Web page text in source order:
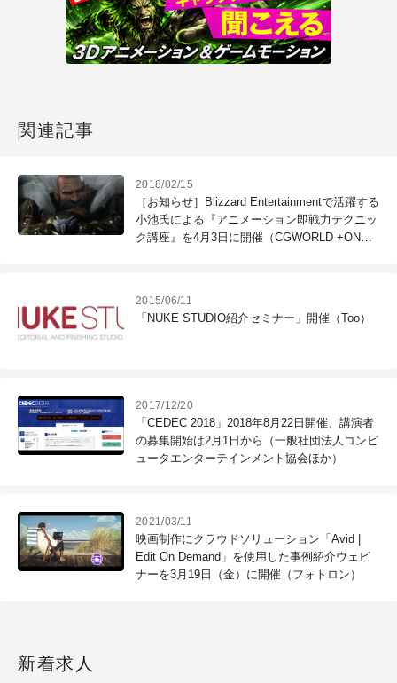
関連記事
2018/02/15
［お知らせ］Blizzard Entertainmentで活躍する
小池氏による『アニメーション即戦力テクニッ
ク講座』を4月3日に開催（CGWORLD +ONE
2015/06/11
「NUKE STUDIO紹介セミナー」開催（Too）
2017/12/20
「CEDEC 2018」2018年8月22日開催、講演者
の募集開始は2月1日から（一般社団法人コンピ
ュータエンターテインメント協会ほか）
2021/03/11
映画制作にクラウドソリューション「Avid |
Edit On Demand」を使用した事例紹介ウェビ
ナーを3月19日（金）に開催（フォトロン）
新着求人